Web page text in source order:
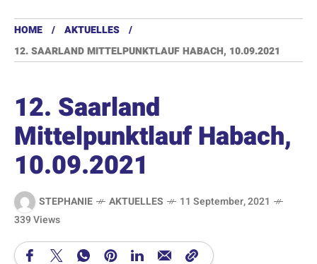
HOME
AKTUELLES
12. SAARLAND MITTELPUNKTLAUF HABACH, 10.09.2021
12. Saarland
Mittelpunktlauf Habach,
10.09.2021
STEPHANIE AKTUELLES
11 September, 2021
339 Views